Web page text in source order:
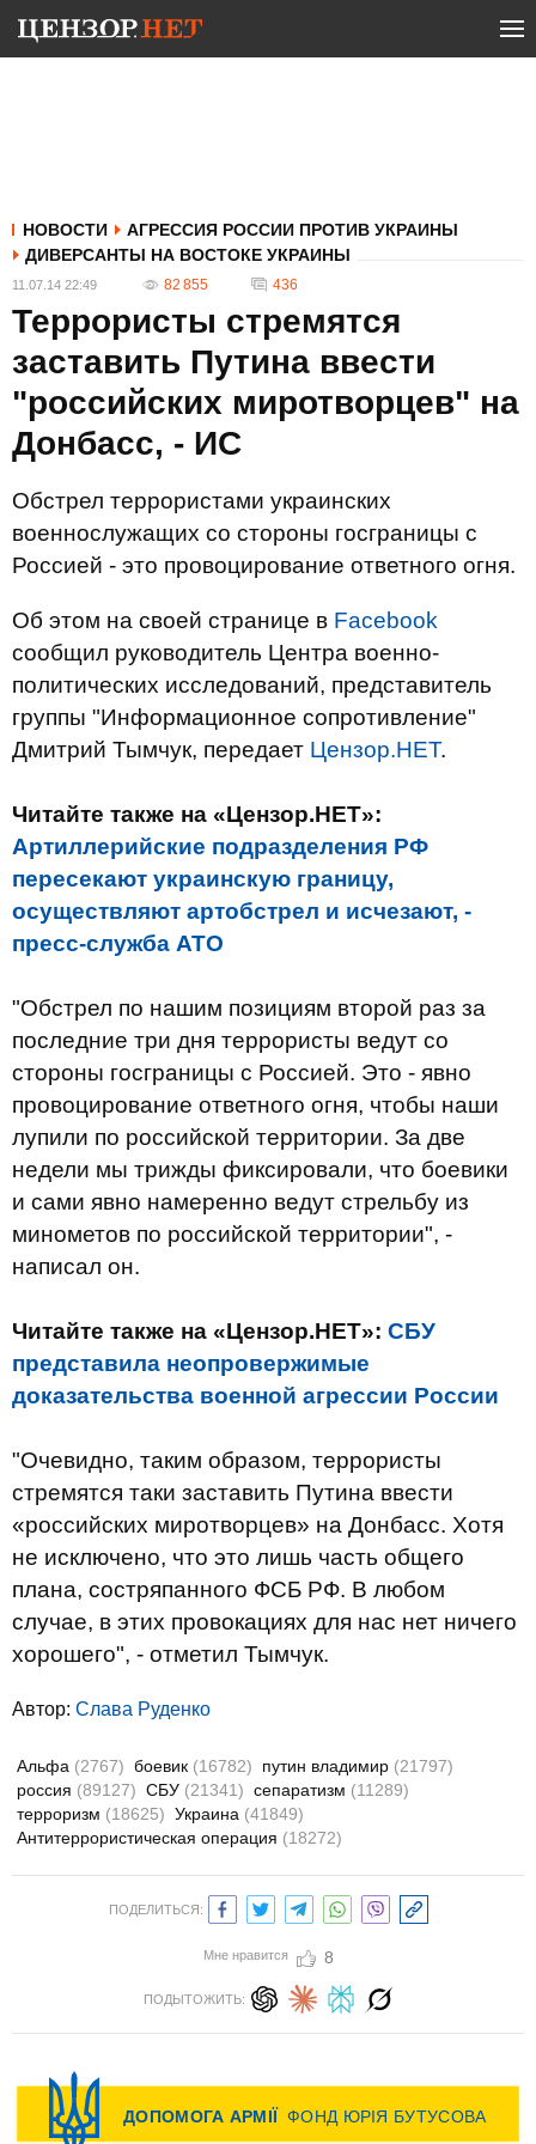
НОВОСТИ
АГРЕССИЯ РОССИИ ПРОТИВ УКРАИНЫ
ДИВЕРСАНТЫ НА ВОСТОКЕ УКРАИНЫ
11.07.14 22:49 82 855 436
Террористы стремятся
заставить Путина ввести
"российских миротворцев" на
Донбасс, - ИС
Обстрел террористами украинских
военнослужащих со стороны госграницы с
Россией - это провоцирование ответного огня.
Об этом на своей странице в Facebook
сообщил руководитель Центра военно-
политических исследований, представитель
группы "Информационное сопротивление"
Дмитрий Тымчук, передает Цензор.НЕТ.
Читайте также на «Цензор.НЕТ»:
Артиллерийские подразделения РФ
пересекают украинскую границу,
осуществляют артобстрел и исчезают, -
пресс-служба АТО
"Обстрел по нашим позициям второй раз за
последние три дня террористы ведут со
стороны госграницы с Россией. Это - явно
провоцирование ответного огня, чтобы наши
лупили по российской территории. За две
недели мы трижды фиксировали, что боевики
и сами явно намеренно ведут стрельбу из
минометов по российской территории", -
написал он.
Читайте также на «Цензор.НЕТ»: СБУ
представила неопровержимые
доказательства военной агрессии России
"Очевидно, таким образом, террористы
стремятся таки заставить Путина ввести
«российских миротворцев» на Донбасс. Хотя
не исключено, что это лишь часть общего
плана, состряпанного ФСБ РФ. В любом
случае, в этих провокациях для нас нет ничего
хорошего", - отметил Тымчук.
Автор: Слава Руденко
Альфа (2767) боевик (16782) путин владимир (21797)
россия (89127) СБУ (21341) сепаратизм (11289)
терроризм (18625) Украина (41849)
Антитеррористическая операция (18272)
ПОДЕЛИТЬСЯ:
Мне нравится 8
ПОДЫТОЖИТЬ: